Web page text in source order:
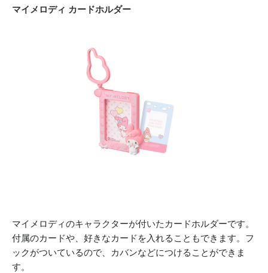
マイメロディ カードホルダー
マイメロディのキャラクターが付いたカードホルダーです。
付属のカードや、好きなカードを入れることもできます。フ
ックがついているので、カバンなどにつけることができま
す。